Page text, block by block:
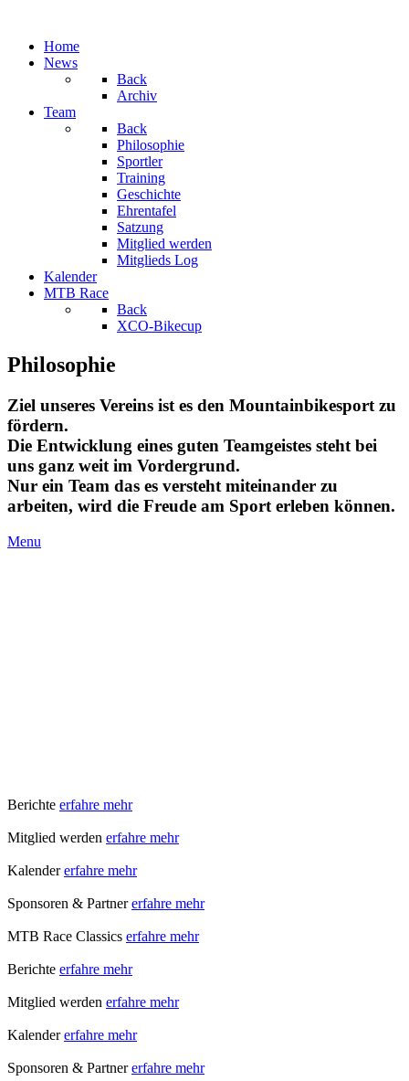
Home
News
Back
Archiv
Team
Back
Philosophie
Sportler
Training
Geschichte
Ehrentafel
Satzung
Mitglied werden
Mitglieds Log
Kalender
MTB Race
Back
XCO-Bikecup
Philosophie
Ziel unseres Vereins ist es den Mountainbikesport zu
fördern.
Die Entwicklung eines guten Teamgeistes steht bei
uns ganz weit im Vordergrund.
Nur ein Team das es versteht miteinander zu
arbeiten, wird die Freude am Sport erleben können.
Menu
Berichte erfahre mehr
Mitglied werden erfahre mehr
Kalender erfahre mehr
Sponsoren & Partner erfahre mehr
MTB Race Classics erfahre mehr
Berichte erfahre mehr
Mitglied werden erfahre mehr
Kalender erfahre mehr
Sponsoren & Partner erfahre mehr